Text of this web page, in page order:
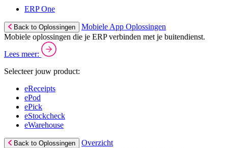
ERP One
Back to Oplossingen
Mobiele App Oplossingen
Mobiele oplossingen die je ERP verbinden met je buitendienst.
Lees meer:
Selecteer jouw product:
eReceipts
ePod
ePick
eStockcheck
eWarehouse
Back to Oplossingen
Overzicht